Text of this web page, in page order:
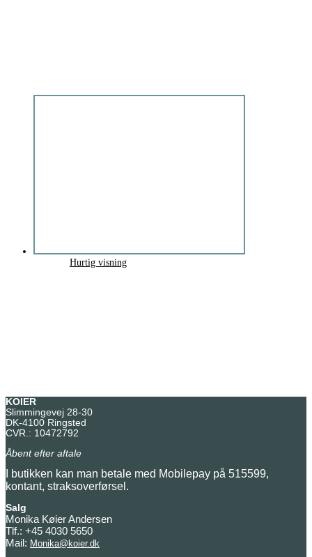
Hurtig visning
KOIER
Slimmingevej 28-30
DK-4100 Ringsted
CVR.: 10472792
Åbent efter aftale
I butikken kan man betale med Mobilepay på 515599,
kontant, straksoverførsel.
Salg
Monika Køier Andersen
Tlf.: +45 4030 5650
Mail: Monika@koier.dk